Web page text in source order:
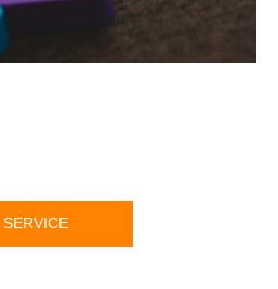
SERVICE